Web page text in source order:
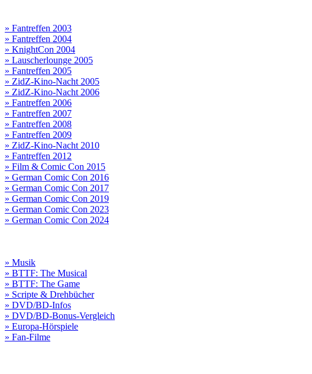
» Fantreffen 2003
» Fantreffen 2004
» KnightCon 2004
» Lauscherlounge 2005
» Fantreffen 2005
» ZidZ-Kino-Nacht 2005
» ZidZ-Kino-Nacht 2006
» Fantreffen 2006
» Fantreffen 2007
» Fantreffen 2008
» Fantreffen 2009
» ZidZ-Kino-Nacht 2010
» Fantreffen 2012
» Film & Comic Con 2015
» German Comic Con 2016
» German Comic Con 2017
» German Comic Con 2019
» German Comic Con 2023
» German Comic Con 2024
» Musik
» BTTF: The Musical
» BTTF: The Game
» Scripte & Drehbücher
» DVD/BD-Infos
» DVD/BD-Bonus-Vergleich
» Europa-Hörspiele
» Fan-Filme